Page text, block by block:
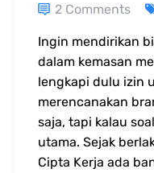
2 Comments
Ingin mendirikan
dalam kemasan
lengkapi dulu izin
merencanakan
saja, tapi kalau
utama. Sejak
Cipta Kerja ada